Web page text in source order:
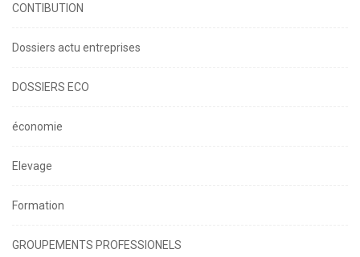
CONTIBUTION
Dossiers actu entreprises
DOSSIERS ECO
économie
Elevage
Formation
GROUPEMENTS PROFESSIONELS